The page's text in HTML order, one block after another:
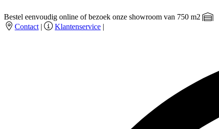
Bestel eenvoudig online of bezoek onze showroom van 750 m2
Contact | Klantenservice |